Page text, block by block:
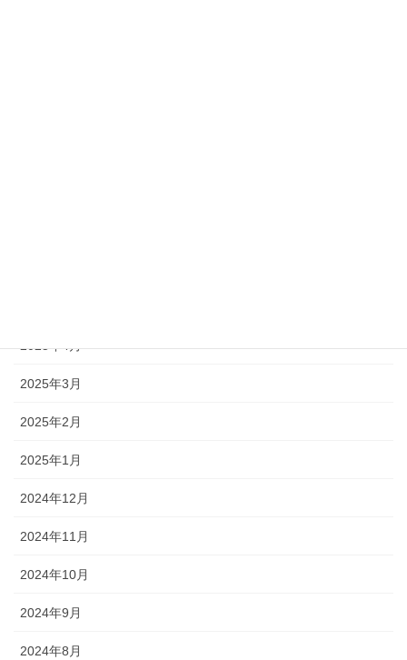
2025年4月
2025年3月
2025年2月
2025年1月
2024年12月
2024年11月
2024年10月
2024年9月
2024年8月